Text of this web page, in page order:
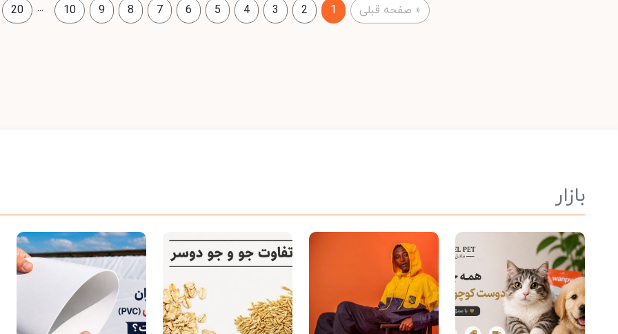
« صفحه قبلی 1
2
3
4
5
6
7
8
9
10
...
20
بازار